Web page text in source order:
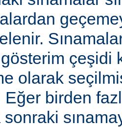
çeşidi
olarak
Eğer birden
sonraki